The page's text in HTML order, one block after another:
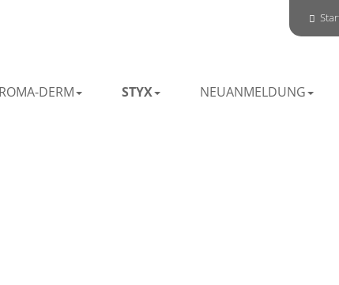
DERM STYX NEUANMELDUNG